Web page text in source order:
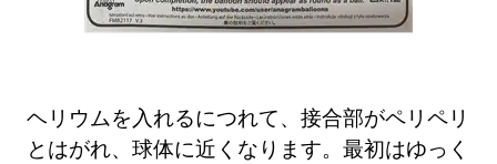
ヘリウムを入れるにつれて、接合部がペリペリ
とはがれ、球体に近くなります。最初はゆっく